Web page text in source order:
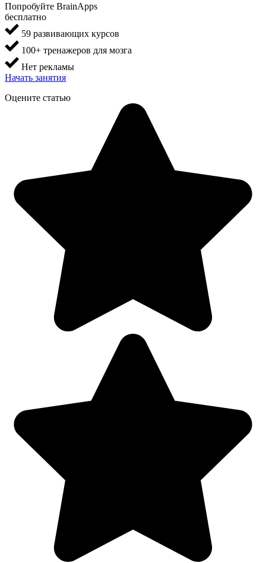
Попробуйте BrainApps
бесплатно
59 развивающих курсов
100+ тренажеров для мозга
Нет рекламы
Начать занятия
Оцените статью